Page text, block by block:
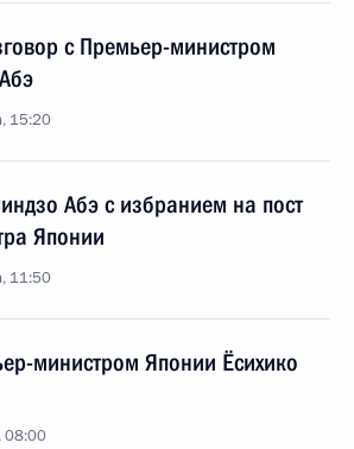
с Премьер-министром
15:20
Абэ с избранием на пост
Японии
11:50
министром Японии Ёсихико
08:00